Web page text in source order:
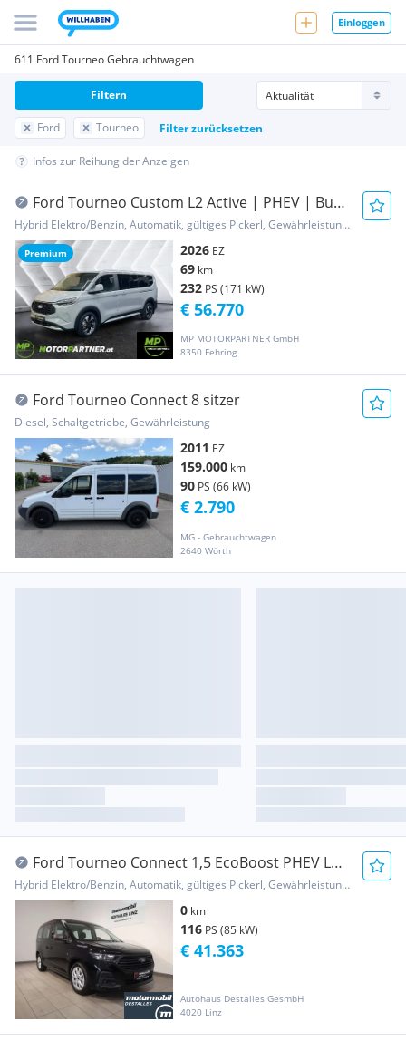
Einloggen
611 Ford Tourneo Gebrauchtwagen
Ford Tourneo Filter zurücksetzen
Filtern
Infos zur Reihung der Anzeigen
Premium
Ford Tourneo Custom L2 Active | PHEV | Bus
8-Sitze |...
Hybrid Elektro/Benzin, Automatik, gültiges Pickerl, Gewährleistung, Garantie
2026 EZ
69 km
232 PS (171 kW)
MP MOTORPARTNER GmbH
8350 Fehring
€ 56.770
Ford Tourneo Connect 8 sitzer
Diesel, Schaltgetriebe, Gewährleistung
2011 EZ
159.000 km
90 PS (66 kW)
MG - Gebrauchtwagen
2640 Wörth
€ 2.790
Ford Tourneo Connect 1,5 EcoBoost PHEV L1
Trend Aut.
Hybrid Elektro/Benzin, Automatik, gültiges Pickerl, Gewährleistung, Garantie
0 km
116 PS (85 kW)
Autohaus Destalles GesmbH
4020 Linz
€ 41.363